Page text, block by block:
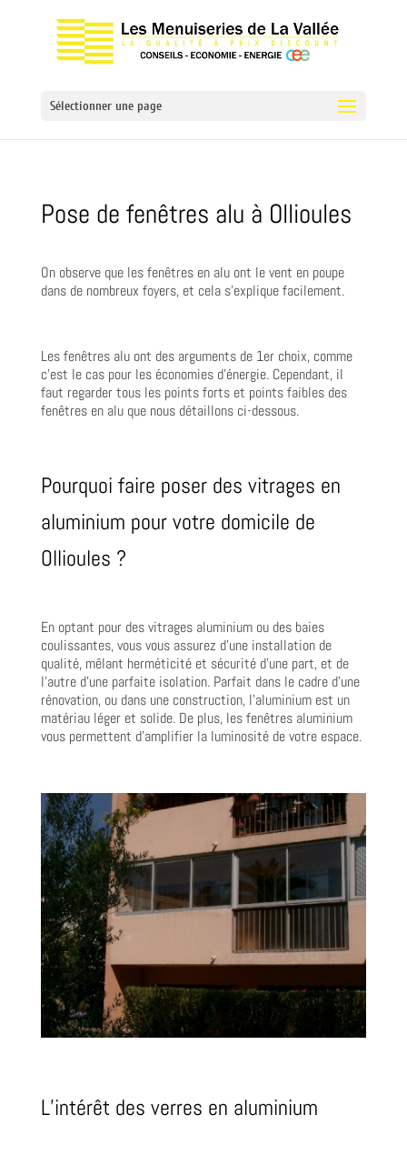
Sélectionner une page
Pose de fenêtres alu à Ollioules
On observe que les fenêtres en alu ont le vent en poupe
dans de nombreux foyers, et cela s’explique facilement.
Les fenêtres alu ont des arguments de 1er choix, comme
c’est le cas pour les économies d’énergie. Cependant, il
faut regarder tous les points forts et points faibles des
fenêtres en alu que nous détaillons ci-dessous.
Pourquoi faire poser des vitrages en
aluminium pour votre domicile de
Ollioules ?
En optant pour des vitrages aluminium ou des baies
coulissantes, vous vous assurez d’une installation de
qualité, mêlant herméticité et sécurité d’une part, et de
l’autre d’une parfaite isolation. Parfait dans le cadre d’une
rénovation, ou dans une construction, l’aluminium est un
matériau léger et solide. De plus, les fenêtres aluminium
vous permettent d’amplifier la luminosité de votre espace.
L’intérêt des verres en aluminium